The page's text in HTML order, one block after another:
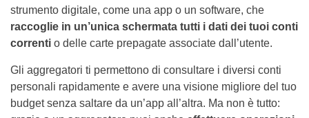
strumento digitale, come una app o un software, che
raccoglie in un’unica schermata tutti i dati dei tuoi conti
correnti o delle carte prepagate associate dall’utente.
Gli aggregatori ti permettono di consultare i diversi conti
personali rapidamente e avere una visione migliore del tuo
budget senza saltare da un’app all’altra. Ma non è tutto: